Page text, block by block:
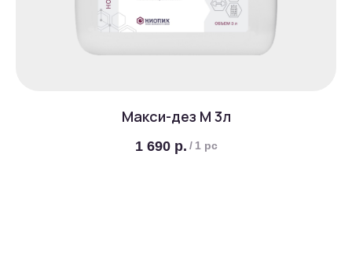
Макси-дез М 3л
1 690 р. / 1 pc